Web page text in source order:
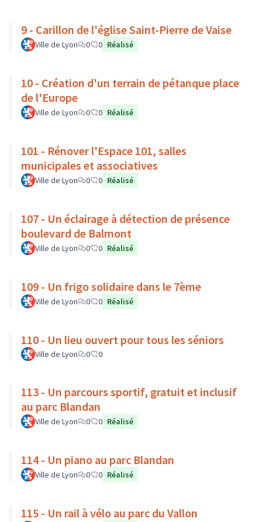
9 - Carillon de l'église Saint-Pierre de Vaise
Ville de Lyon 0 0 Réalisé
10 - Création d'un terrain de pétanque place
de l'Europe
Ville de Lyon 0 0 Réalisé
101 - Rénover l'Espace 101, salles
municipales et associatives
Ville de Lyon 0 0 Réalisé
107 - Un éclairage à détection de présence
boulevard de Balmont
Ville de Lyon 0 0 Réalisé
109 - Un frigo solidaire dans le 7ème
Ville de Lyon 0 0 Réalisé
110 - Un lieu ouvert pour tous les séniors
Ville de Lyon 0 0
113 - Un parcours sportif, gratuit et inclusif
au parc Blandan
Ville de Lyon 0 0 Réalisé
114 - Un piano au parc Blandan
Ville de Lyon 0 0 Réalisé
115 - Un rail à vélo au parc du Vallon